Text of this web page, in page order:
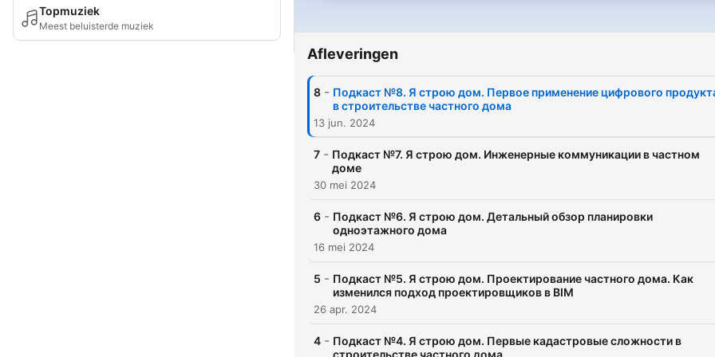
Topmuziek
Meest beluisterde muziek
подробностями,
все насыщеннее
и бизнесовыми нюансами.
где Евгений на своем
строительства частного
дома в жизнь.
Afleveringen
8 - Подкаст №8. Я строю дом. Первое применение цифрового
в строительстве частного дома
13 jun. 2024
7 - Подкаст №7. Я строю дом. Инженерные коммуникации в частном
доме
30 mei 2024
6 - Подкаст №6. Я строю дом. Детальный обзор планировки
одноэтажного дома
16 mei 2024
5 - Подкаст №5. Я строю дом. Проектирование частного дома. Как
изменился подход проектировщиков в BIM
26 apr. 2024
4 - Подкаст №4. Я строю дом. Первые кадастровые сложности в
строительстве частного дома.